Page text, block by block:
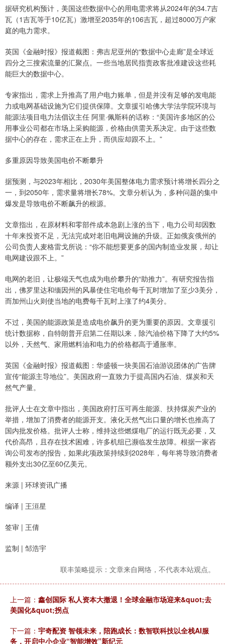
据研究机构预计，美国这些数据中心的用电需求将从2024年的34.7吉
瓦（1吉瓦等于10亿瓦）激增至2035年的106吉瓦，超过8000万户家
庭的电力需求。
英国《金融时报》报道截图：弗吉尼亚州的“数据中心走廊”是全球近
四分之三搜索流量的汇聚点。一些当地居民指责政客批准建设这些耗
能巨大的数据中心。
专家指出，需求上升推高了用户电力账单，但是并没有足够的发电能
力或电网基础设施为它们提供保障。文章援引哈佛大学法学院环境与
能源法项目电力法倡议主任 阿里·佩斯科的话称：“美国许多地区的公
用事业公司都在市场上采购能源，价格由供需关系决定。由于这些数
据中心的存在，需求正在上升，而供应却跟不上。”
多重原因导致美国电价不断攀升
据预测，与2023年相比，2030年美国整体电力需求预计将增长四分之
一，到2050年，需求量将增长78%。文章分析认为，多种问题的集中
爆发是导致电价不断飙升的根源。
文章指出，在原材料和零部件成本急剧上涨的当下，电力公司却因数
十年来投资不足，无法完成对老旧电网设施的升级。正如俄亥俄州的
公司负责人麦格雷戈所说：“你不能想要更多的国内制造业发展，却让
电网建设跟不上。”
电网的老旧，让极端天气也成为电价攀升的“助推力”。有研究报告指
出，佛罗里达和缅因州的风暴使住宅电价每千瓦时增加了至少3美分，
而加州山火则使当地的电费每千瓦时上涨了约4美分。
不过，美国的能源政策是造成电价飙升的更为重要的原因。文章援引
统计数据称，自特朗普开启第二任期以来，除汽油价格下降了大约5%
以外，天然气、家用燃料油和电力的价格都高于通胀率。
英国《金融时报》报道截图：华盛顿一块美国石油游说团体的广告牌
宣传“能源主导地位”。美国政府一直致力于提高国内石油、煤炭和天
然气产量。
批评人士在文章中指出，美国政府打压可再生能源、扶持煤炭产业的
举措，增加了消费者的能源开支。液化天然气出口量的增长也推高了
国内批发价格。批评人士称，维持这些燃煤电厂的运行既无必要，又
代价高昂，且存在技术困难，许多机组已濒临发生故障。根据一家咨
询公司发布的报告，如果此项政策持续到2028年，每年将导致消费者
额外支出30亿至60亿美元。
来源 | 环球资讯广播
编译 | 王洹星
签审 | 王倩
监制 | 邹浩宇
联丰策略提示：文章来自网络，不代表本站观点。
上一篇： 鑫创国际 私人资本大撤退！全球金融市场迎来&quot;去
美国化&quot;拐点
下一篇： 宇奇配资 智领未来，陪跑成长：数智联科技以全栈AI服
务，开启中小企业“智能增效”新纪元